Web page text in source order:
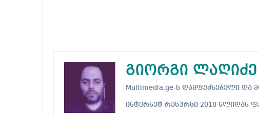
გიორგი ლაღიძე
Multimedia.ge-ს დამფუძნებელი
ინტერნეტ რესურსი 2018 წლიდან